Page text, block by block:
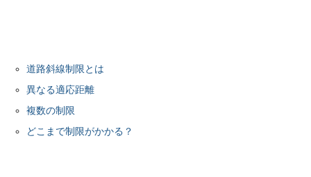
道路斜線制限とは
異なる適応距離
複数の制限
どこまで制限がかかる？